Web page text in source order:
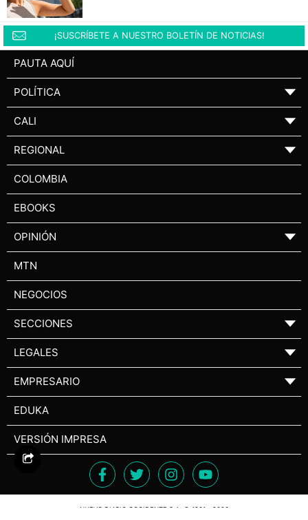
¡SUSCRÍBETE A NUESTRO BOLETÍN DE NOTICIAS!
PAUTA AQUÍ
POLÍTICA ▼
CALI ▼
REGIONAL ▼
COLOMBIA
EBOOKS
OPINIÓN ▼
MTN
NEGOCIOS
SECCIONES ▼
LEGALES ▼
EMPRESARIO ▼
EDUKA
VERSIÓN IMPRESA
NUEVO DIARIO OCCIDENTE S.A. © 1961 - 2026